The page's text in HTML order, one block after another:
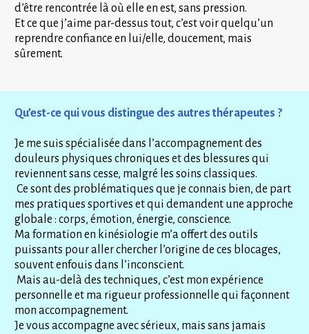
d’être rencontrée là où elle en est, sans pression.
Et ce que j’aime par-dessus tout, c’est voir quelqu’un
reprendre confiance en lui/elle, doucement, mais
sûrement.
Qu’est-ce qui vous distingue des autres thérapeutes ?
Je me suis spécialisée dans l’accompagnement des
douleurs physiques chroniques et des blessures qui
reviennent sans cesse, malgré les soins classiques.
Ce sont des problématiques que je connais bien, de part
mes pratiques sportives et qui demandent une approche
globale : corps, émotion, énergie, conscience.
Ma formation en kinésiologie m’a offert des outils
puissants pour aller chercher l’origine de ces blocages,
souvent enfouis dans l’inconscient.
personnelle et ma rigueur professionnelle qui façonnent
mon accompagnement.
Je vous accompagne avec sérieux, mais sans jamais